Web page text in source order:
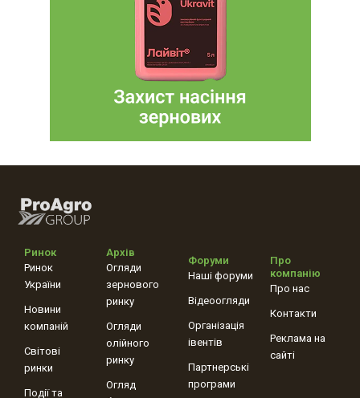
Ринок
Ринок
України
Новини
компаній
Світові
ринки
Події та
Архів
Огляди
зернового
ринку
Огляди
олійного
ринку
Огляд
Форуми
Наші форуми
Відеоогляди
Організація
івентів
Партнерські
програми
Про
компанію
Про нас
Контакти
Реклама на
сайті